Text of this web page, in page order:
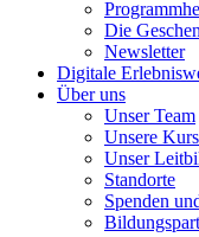
Die
Newsletter
Digitale
Über uns
Unser Team
Unsere
Unser
Standorte
Spenden